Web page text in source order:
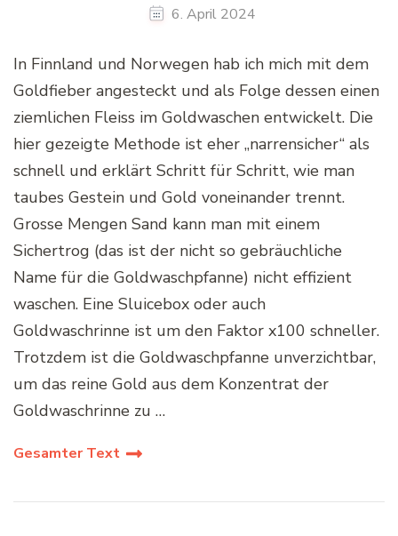
6. April 2024
In Finnland und Norwegen hab ich mich mit dem
Goldfieber angesteckt und als Folge dessen einen
ziemlichen Fleiss im Goldwaschen entwickelt. Die
hier gezeigte Methode ist eher „narrensicher“ als
schnell und erklärt Schritt für Schritt, wie man
taubes Gestein und Gold voneinander trennt.
Grosse Mengen Sand kann man mit einem
Sichertrog (das ist der nicht so gebräuchliche
Name für die Goldwaschpfanne) nicht effizient
waschen. Eine Sluicebox oder auch
Goldwaschrinne ist um den Faktor x100 schneller.
Trotzdem ist die Goldwaschpfanne unverzichtbar,
um das reine Gold aus dem Konzentrat der
Goldwaschrinne zu …
Gesamter Text